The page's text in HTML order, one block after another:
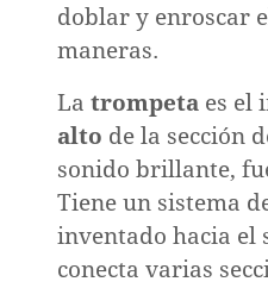
doblar y enroscar
maneras.
La trompeta es el
alto de la sección
sonido brillante,
Tiene un sistema
inventado hacia el
conecta varias